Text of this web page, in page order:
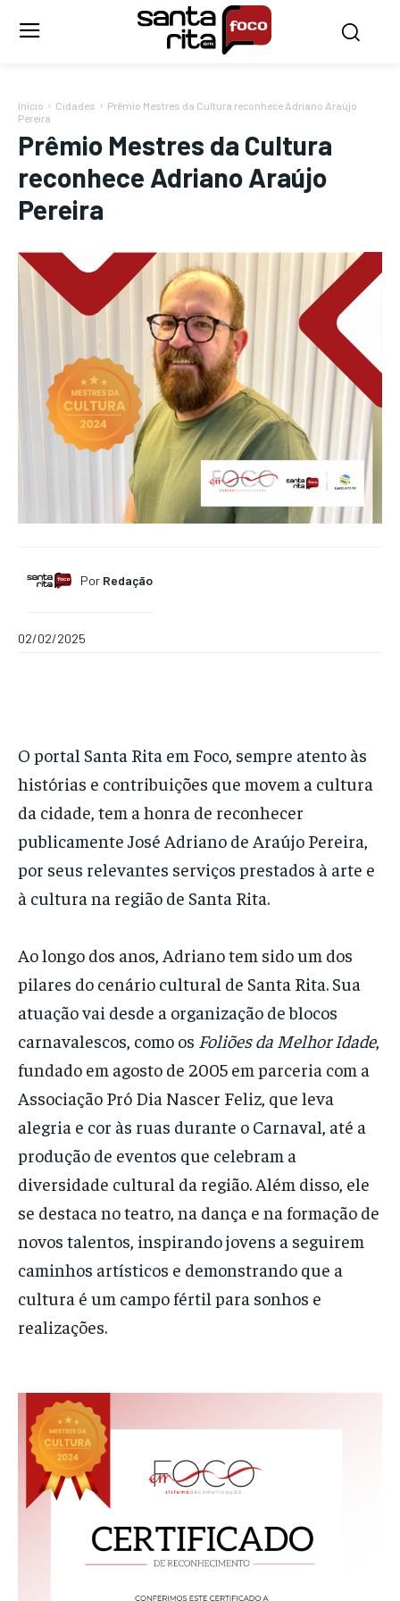
Início Cidades
Prêmio Mestres da Cultura reconhece Adriano Araújo
Pereira
Prêmio Mestres da Cultura
reconhece Adriano Araújo
Pereira
Por Redação
02/02/2025
O portal Santa Rita em Foco, sempre atento às
histórias e contribuições que movem a cultura
da cidade, tem a honra de reconhecer
publicamente José Adriano de Araújo Pereira,
por seus relevantes serviços prestados à arte e
à cultura na região de Santa Rita.
Ao longo dos anos, Adriano tem sido um dos
pilares do cenário cultural de Santa Rita. Sua
atuação vai desde a organização de blocos
carnavalescos, como os Foliões da Melhor Idade,
fundado em agosto de 2005 em parceria com a
Associação Pró Dia Nascer Feliz, que leva
alegria e cor às ruas durante o Carnaval, até a
produção de eventos que celebram a
diversidade cultural da região. Além disso, ele
se destaca no teatro, na dança e na formação de
novos talentos, inspirando jovens a seguirem
caminhos artísticos e demonstrando que a
cultura é um campo fértil para sonhos e
realizações.